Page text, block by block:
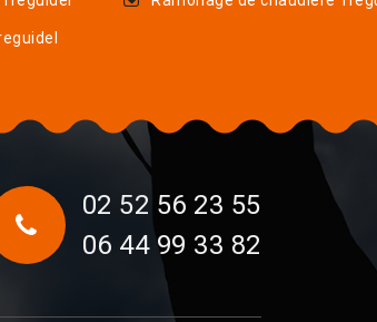
02 52 56 23 55
06 44 99 33 82